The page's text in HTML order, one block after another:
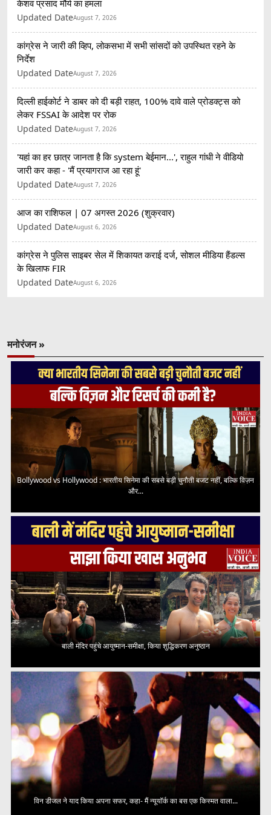
केशव प्रसाद मौर्य का हमला
Updated DateAugust 7, 2026
कांग्रेस ने जारी की व्हिप, लोकसभा में सभी सांसदों को उपस्थित रहने के
निर्देश
Updated DateAugust 7, 2026
दिल्ली हाईकोर्ट ने डाबर को दी बड़ी राहत, 100% दावे वाले प्रोडक्ट्स को
लेकर FSSAI के आदेश पर रोक
Updated DateAugust 7, 2026
'यहां का हर छात्र जानता है कि system बेईमान...', राहुल गांधी ने वीडियो
जारी कर कहा - 'मैं प्रयागराज आ रहा हूं'
Updated DateAugust 7, 2026
आज का राशिफल | 07 अगस्त 2026 (शुक्रवार)
Updated DateAugust 6, 2026
कांग्रेस ने पुलिस साइबर सेल में शिकायत कराई दर्ज, सोशल मीडिया हैंडल्स
के खिलाफ FIR
Updated DateAugust 6, 2026
मनोरंजन »
Bollywood vs Hollywood : भारतीय सिनेमा की सबसे बड़ी चुनौती बजट नहीं, बल्कि विज़न
और...
बाली मंदिर पहुंचे आयुष्मान-समीक्षा, किया शुद्धिकरण अनुष्ठान
विन डीजल ने याद किया अपना सफर, कहा- मैं न्यूयॉर्क का बस एक किस्मत वाला...